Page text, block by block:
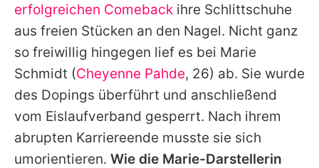
Utiq verwalten
erfolgreichen Comeback ihre Schlittschuhe
aus freien Stücken an den Nagel. Nicht ganz
so freiwillig hingegen lief es bei Marie
Schmidt (Cheyenne Pahde, 26) ab. Sie wurde
des Dopings überführt und anschließend
vom Eislaufverband gesperrt. Nach ihrem
abrupten Karriereende musste sie sich
umorientieren. Wie die Marie-Darstellerin